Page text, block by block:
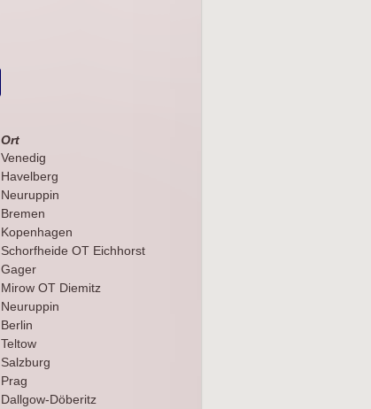
Ort
Venedig
Havelberg
Neuruppin
Bremen
Kopenhagen
Schorfheide OT Eichhorst
Gager
Mirow OT Diemitz
Neuruppin
Berlin
Teltow
Salzburg
Prag
Dallgow-Döberitz